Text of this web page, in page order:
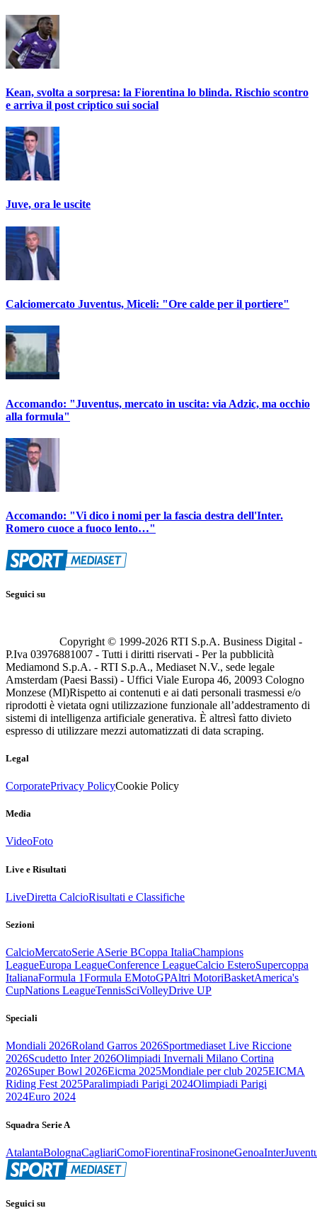
Kean, svolta a sorpresa: la Fiorentina lo blinda. Rischio scontro
e arriva il post criptico sui social
Juve, ora le uscite
Calciomercato Juventus, Miceli: "Ore calde per il portiere"
Accomando: "Juventus, mercato in uscita: via Adzic, ma occhio
alla formula"
Accomando: "Vi dico i nomi per la fascia destra dell'Inter.
Romero cuoce a fuoco lento…"
Seguici su
Copyright © 1999-2026 RTI S.p.A. Business Digital -
P.Iva 03976881007 - Tutti i diritti riservati - Per la pubblicità
Mediamond S.p.A. - RTI S.p.A., Mediaset N.V., sede legale
Amsterdam (Paesi Bassi) - Uffici Viale Europa 46, 20093 Cologno
Monzese (MI)Rispetto ai contenuti e ai dati personali trasmessi e/o
riprodotti è vietata ogni utilizzazione funzionale all’addestramento di
sistemi di intelligenza artificiale generativa. È altresì fatto divieto
espresso di utilizzare mezzi automatizzati di data scraping.
Legal
CorporatePrivacy PolicyCookie Policy
Media
VideoFoto
Live e Risultati
LiveDiretta CalcioRisultati e Classifiche
Sezioni
CalcioMercatoSerie ASerie BCoppa ItaliaChampions
LeagueEuropa LeagueConference LeagueCalcio EsteroSupercoppa
ItalianaFormula 1Formula EMotoGPAltri MotoriBasketAmerica's
CupNations LeagueTennisSciVolleyDrive UP
Speciali
Mondiali 2026Roland Garros 2026Sportmediaset Live Riccione
2026Scudetto Inter 2026Olimpiadi Invernali Milano Cortina
2026Super Bowl 2026Eicma 2025Mondiale per club 2025EICMA
Riding Fest 2025Paralimpiadi Parigi 2024Olimpiadi Parigi
2024Euro 2024
Squadra Serie A
AtalantaBolognaCagliariComoFiorentinaFrosinoneGenoaInter
Seguici su